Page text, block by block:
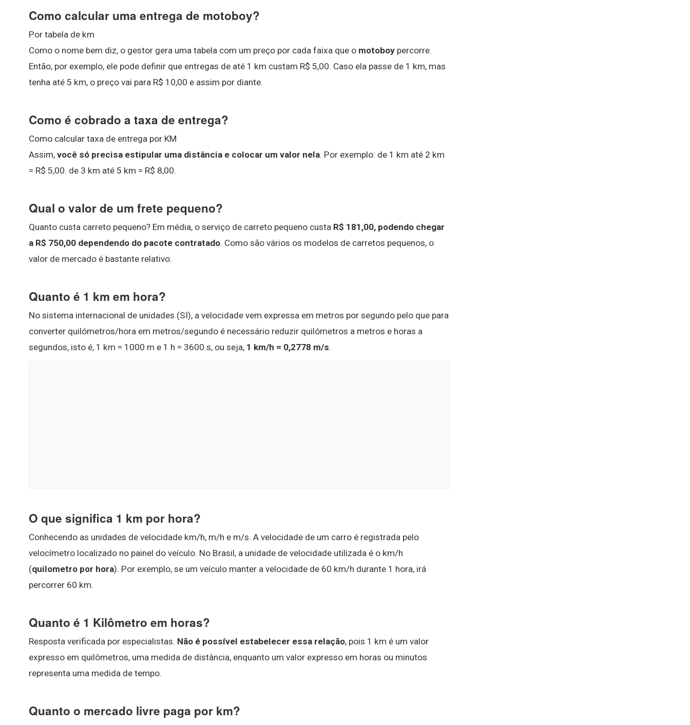
Como calcular uma entrega de motoboy?
Por tabela de km
Como o nome bem diz, o gestor gera uma tabela com um preço por cada faixa que o motoboy percorre.
Então, por exemplo, ele pode definir que entregas de até 1 km custam R$ 5,00. Caso ela passe de 1 km, mas
tenha até 5 km, o preço vai para R$ 10,00 e assim por diante.
Como é cobrado a taxa de entrega?
Como calcular taxa de entrega por KM
Assim, você só precisa estipular uma distância e colocar um valor nela. Por exemplo: de 1 km até 2 km
= R$ 5,00. de 3 km até 5 km = R$ 8,00.
Qual o valor de um frete pequeno?
Quanto custa carreto pequeno? Em média, o serviço de carreto pequeno custa R$ 181,00, podendo chegar
a R$ 750,00 dependendo do pacote contratado. Como são vários os modelos de carretos pequenos, o
valor de mercado é bastante relativo.
Quanto é 1 km em hora?
No sistema internacional de unidades (SI), a velocidade vem expressa em metros por segundo pelo que para
converter quilómetros/hora em metros/segundo é necessário reduzir quilómetros a metros e horas a
segundos, isto é, 1 km = 1000 m e 1 h = 3600 s, ou seja, 1 km/h = 0,2778 m/s.
O que significa 1 km por hora?
Conhecendo as unidades de velocidade km/h, m/h e m/s. A velocidade de um carro é registrada pelo
velocímetro localizado no painel do veículo. No Brasil, a unidade de velocidade utilizada é o km/h
(quilometro por hora). Por exemplo, se um veículo manter a velocidade de 60 km/h durante 1 hora, irá
percorrer 60 km.
Quanto é 1 Kilômetro em horas?
Resposta verificada por especialistas. Não é possível estabelecer essa relação, pois 1 km é um valor
expresso em quilômetros, uma medida de distância, enquanto um valor expresso em horas ou minutos
representa uma medida de tempo.
Quanto o mercado livre paga por km?